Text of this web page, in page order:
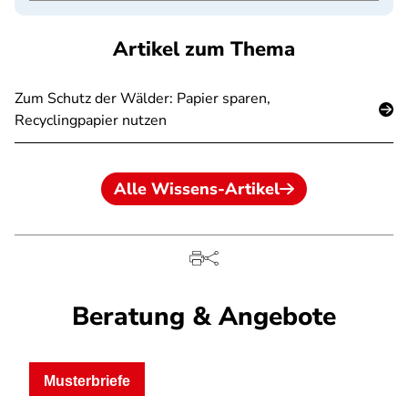
Artikel zum Thema
Zum Schutz der Wälder: Papier sparen,
Recyclingpapier nutzen
Alle Wissens-Artikel
Beratung & Angebote
Musterbriefe